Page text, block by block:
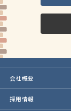
会社概要
採用情報